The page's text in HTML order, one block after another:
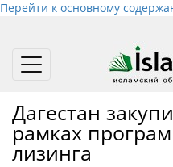
Перейти к основному
Toggle
Дагестан
рамках
лизинга